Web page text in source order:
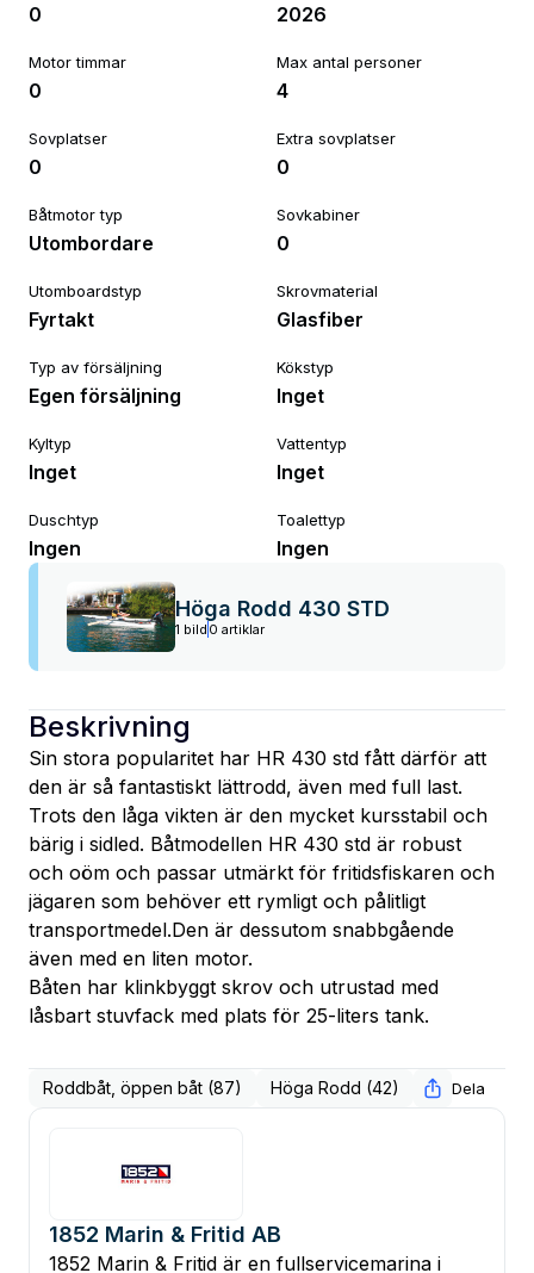
0 2026
Motor timmar
0
Max antal personer
4
Sovplatser
0
Extra sovplatser
0
Båtmotor typ
Utombordare
Sovkabiner
0
Utomboardstyp
Fyrtakt
Skrovmaterial
Glasfiber
Typ av försäljning
Egen försäljning
Kökstyp
Inget
Kyltyp
Inget
Vattentyp
Inget
Duschtyp
Ingen
Toalettyp
Ingen
Höga Rodd 430 STD
1 bild 0 artiklar
Beskrivning
Sin stora popularitet har HR 430 std fått därför att
den är så fantastiskt lättrodd, även med full last.
Trots den låga vikten är den mycket kursstabil och
bärig i sidled. Båtmodellen HR 430 std är robust
och oöm och passar utmärkt för fritidsfiskaren och
jägaren som behöver ett rymligt och pålitligt
transportmedel.Den är dessutom snabbgående
även med en liten motor.
Båten har klinkbyggt skrov och utrustad med
låsbart stuvfack med plats för 25-liters tank.
Roddbåt, öppen båt (87) Höga Rodd (42) Dela
1852 Marin & Fritid AB
1852 Marin & Fritid är en fullservicemarina i